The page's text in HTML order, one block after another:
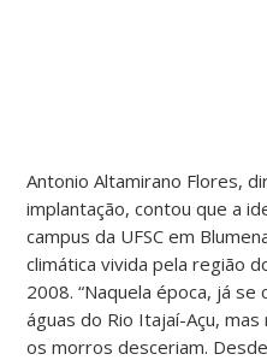
Antonio Altamirano Flores,
implantação, contou que a
campus da UFSC em
climática vivida pela região
2008. “Naquela época, já se
águas do Rio Itajaí-Açu,
os morros desceriam.